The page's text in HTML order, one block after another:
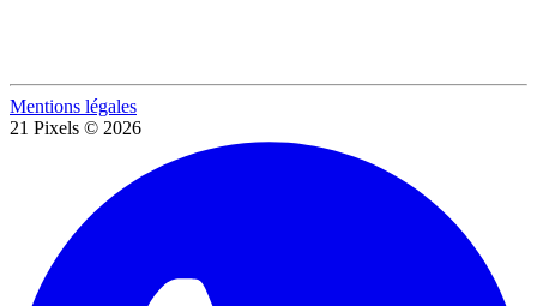
Mentions légales
21 Pixels © 2026